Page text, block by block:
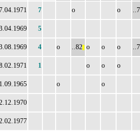
7 о о
5
4 о ..82 о о о
1 о о
о
о
о